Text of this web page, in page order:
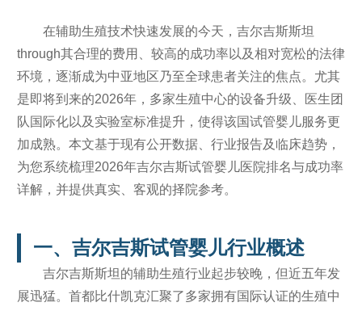
在辅助生殖技术快速发展的今天，吉尔吉斯斯坦
through其合理的费用、较高的成功率以及相对宽松的法律
环境，逐渐成为中亚地区乃至全球患者关注的焦点。尤其
是即将到来的2026年，多家生殖中心的设备升级、医生团
队国际化以及实验室标准提升，使得该国试管婴儿服务更
加成熟。本文基于现有公开数据、行业报告及临床趋势，
为您系统梳理2026年吉尔吉斯试管婴儿医院排名与成功率
详解，并提供真实、客观的择院参考。
一、吉尔吉斯试管婴儿行业概述
吉尔吉斯斯坦的辅助生殖行业起步较晚，但近五年发
展迅猛。首都比什凯克汇聚了多家拥有国际认证的生殖中